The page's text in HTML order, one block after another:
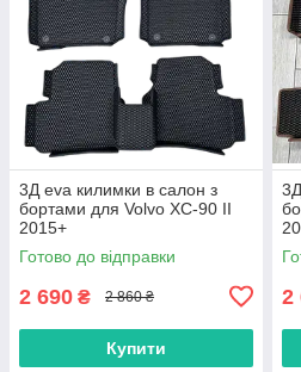
3Д eva килимки в салон з
бортами для Volvo XC-90 II
2015+
Готово до відправки
2 690 ₴ 2 860 ₴
Купити
2